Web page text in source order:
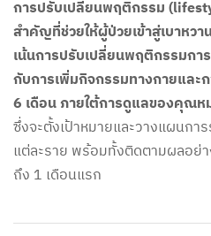
การปรับเปลี่ยนพฤติกรรม
สำคัญที่ช่วยให้ผู้ป่วยเข้าสู่เบาหวา
เน้นการปรับเปลี่ยนพฤติกรรมกา
กับการเพิ่มกิจกรรมทางกายและ
6 เดือน ภายใต้การดูแลของคุณ
ซึ่งจะตั้งเป้าหมายและวางแผนกา
แต่ละราย พร้อมทั้งติดตามผลอย่า
ถึง 1 เดือนแรก